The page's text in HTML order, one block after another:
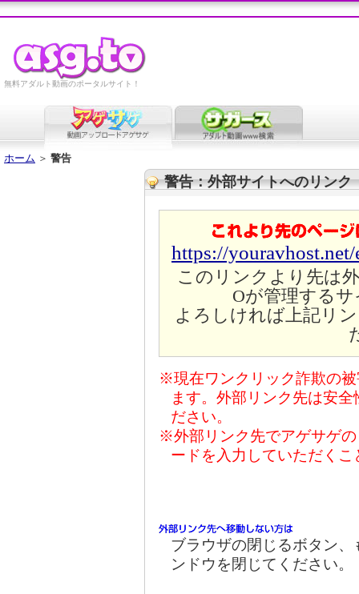
無料アダルト動画のポータルサイト！
ホーム ＞ 警告
警告：外部サイトへのリンク
https://
このリンクより先は
Oが管理する
よろしければ上記リ
※現在ワンクリック詐欺の
ます。外部リンク先は安
ださい。
※外部リンク先でアゲサゲ
ードを入力していただく
ブラウザの閉じるボタン
ンドウを閉じてください。